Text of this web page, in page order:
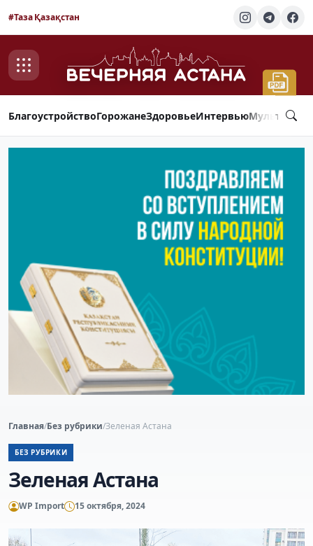
#Таза Қазақстан
БлагоустройствоГорожанеЗдоровьеИнтервью
Главная/Без рубрики/Зеленая Астана
БЕЗ РУБРИКИ
Зеленая Астана
WP Import 15 октября, 2024